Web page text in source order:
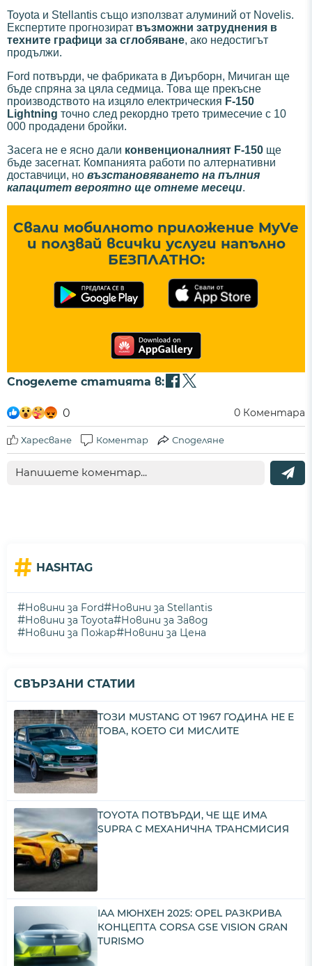
Toyota и Stellantis също използват алуминий от Novelis.
Експертите прогнозират възможни затруднения в
техните графици за сглобяване, ако недостигът
продължи.
Ford потвърди, че фабриката в Диърборн, Мичиган ще
бъде спряна за цяла седмица. Това ще прекъсне
производството на изцяло електрическия F-150
Lightning точно след рекордно трето тримесечие с 10
000 продадени бройки.
Засега не е ясно дали конвенционалният F-150 ще
бъде засегнат. Компанията работи по алтернативни
доставчици, но възстановяването на пълния
капацитет вероятно ще отнеме месеци.
Свали мобилното приложение MyVe
и ползвай всички услуги напълно
БЕЗПЛАТНО:
Споделете статията в:
0 0 Коментара
Харесване Коментар Споделяне
# HASHTAG
#Новини за Ford#Новини за Stellantis
#Новини за Toyota#Новини за Завод
#Новини за Пожар#Новини за Цена
СВЪРЗАНИ СТАТИИ
ТОЗИ MUSTANG ОТ 1967 ГОДИНА НЕ Е
ТОВА, КОЕТО СИ МИСЛИТЕ
TOYOTA ПОТВЪРДИ, ЧЕ ЩЕ ИМА
SUPRA С МЕХАНИЧНА ТРАНСМИСИЯ
IAA МЮНХЕН 2025: OPEL РАЗКРИВА
КОНЦЕПТА CORSA GSE VISION GRAN
TURISMO